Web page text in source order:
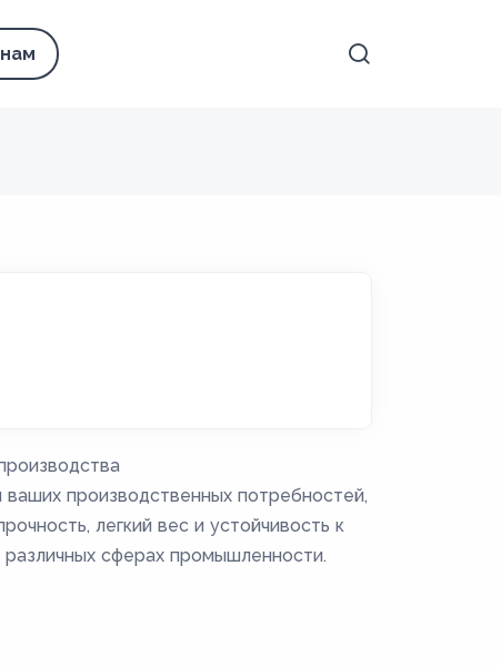
производственных потребностей,
легкий вес и устойчивость к
сферах промышленности.